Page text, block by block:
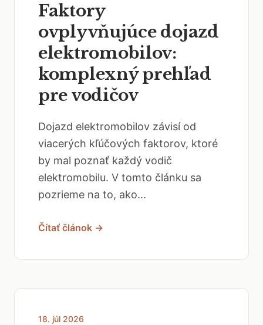
Faktory
ovplyvňujúce dojazd
elektromobilov:
komplexný prehľad
pre vodičov
Dojazd elektromobilov závisí od
viacerých kľúčových faktorov, ktoré
by mal poznať každý vodič
elektromobilu. V tomto článku sa
pozrieme na to, ako...
Čítať článok →
18. júl 2026